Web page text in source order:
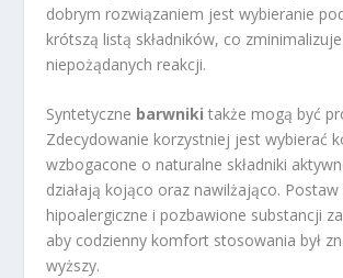
dobrym rozwiązaniem jest wybieranie
krótszą listą składników, co
niepożądanych reakcji.
Syntetyczne barwniki także mogą być
Zdecydowanie korzystniej jest wybierać
wzbogacone o naturalne składniki
działają kojąco oraz nawilżająco.
hipoalergiczne i pozbawione substancji
aby codzienny komfort stosowania był
wyższy.